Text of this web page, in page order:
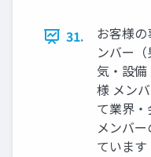
31.
お客様
ンバー
気‧設備
様 メン
て業界‧
メンバ
ています